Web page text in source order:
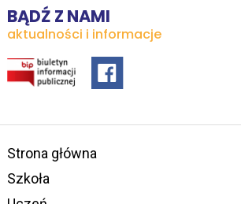
BĄDŹ Z NAMI
aktualności i informacje
Strona główna
Szkoła